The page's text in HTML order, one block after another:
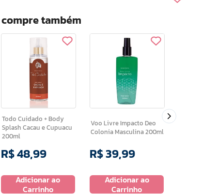
também
Todo Cuidado + Body
Splash Cacau e Cupuacu
200ml
R$48,99
Adicionar ao
Carrinho
Voo Livre Impacto Deo
Colonia Masculina 200ml
R$39,99
Adicionar ao
Carrinho